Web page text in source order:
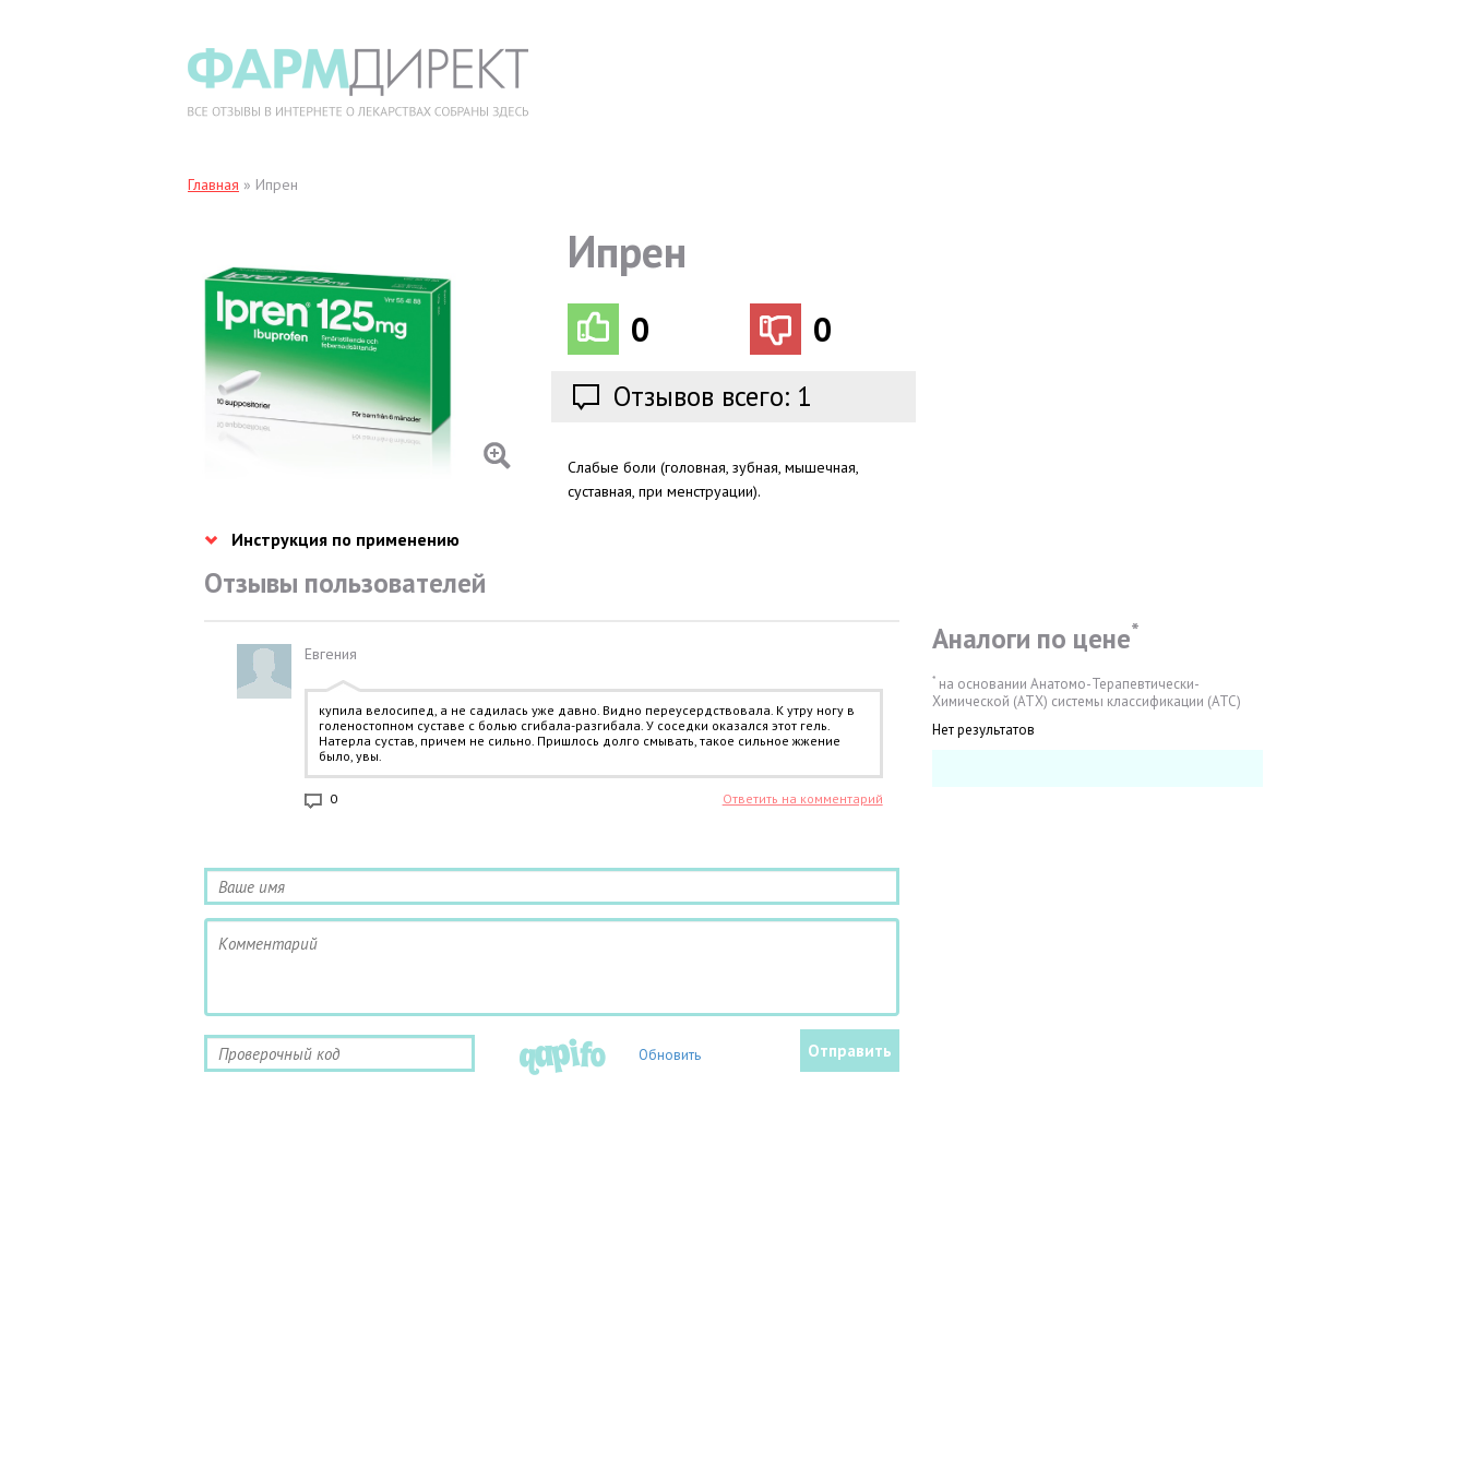
Главная » Ипрен
Ипрен
0 0
Отзывов всего: 1
Слабые боли (головная, зубная, мышечная,
суставная, при менструации).
Инструкция по применению
Отзывы пользователей
Евгения
купила велосипед, а не садилась уже давно. Видно переусердствовала. К утру ногу в
голеностопном суставе с болью сгибала-разгибала. У соседки оказался этот гель.
Натерла сустав, причем не сильно. Пришлось долго смывать, такое сильное жжение
было, увы.
0 Ответить на комментарий
Обновить
Аналоги по цене*
*на основании Анатомо-Терапевтически-
Химической (АТХ) системы классификации (АТС)
Нет результатов